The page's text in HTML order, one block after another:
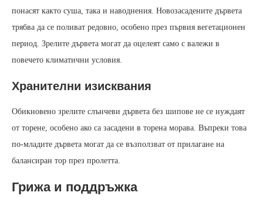
понасят както суша, така и наводнения. Новозасадените дървета
трябва да се поливат редовно, особено през първия вегетационен
период. Зрелите дървета могат да оцелеят само с валежи в
повечето климатични условия.
Хранителни изисквания
Обикновено зрелите слънчеви дървета без шипове не се нуждаят
от торене, особено ако са засадени в торена морава. Въпреки това
по-младите дървета могат да се възползват от прилагане на
балансиран тор през пролетта.
Грижа и поддръжка